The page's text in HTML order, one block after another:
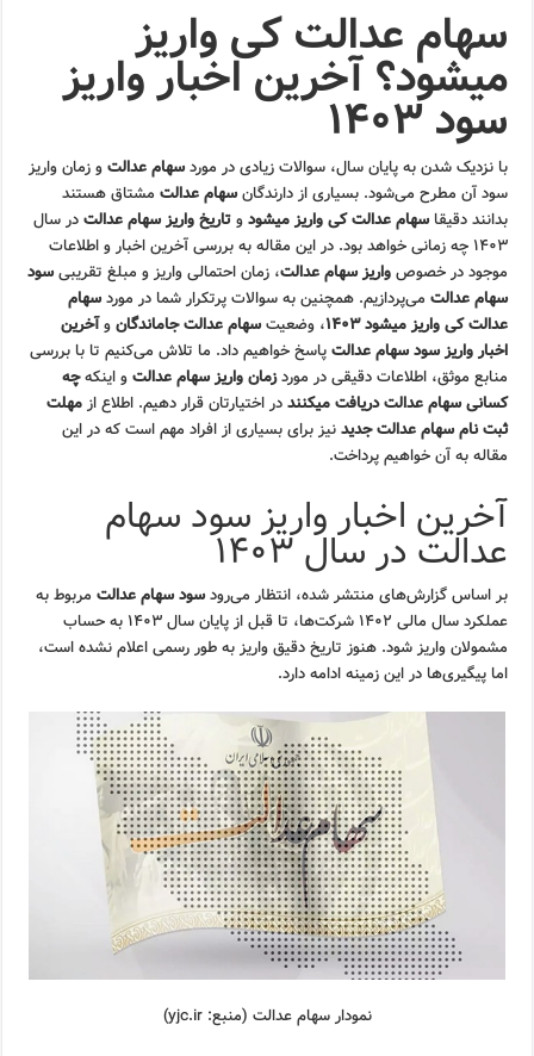
سهام عدالت کی واریز
میشود؟ آخرین اخبار واریز
سود ۱۴۰۳
با نزدیک شدن به پایان سال، سوالات زیادی در موردسهام عدالتو زمان واریز
سود آن مطرح می‌شود. بسیاری از دارندگانسهام عدالت مشتاق هستند
بدانند دقیقاسهام عدالت کی واریز میشودوتاریخ واریز سهام عدالتدر سال
۱۴۰۳ چه زمانی خواهد بود. در این مقاله به بررسی آخرین اخبار و اطلاعات
موجود در خصوصواریز سهام عدالت، زمان احتمالی واریز و مبلغ تقریبیسود
سهام عدالت می‌پردازیم. همچنین به سوالات پرتکرار شما در موردسهام
عدالت کی واریز میشود ۱۴۰۳
، وضعیتسهام عدالت جاماندگانوآخرین
اخبار واریز سود سهام عدالتپاسخ خواهیم داد. ما تلاش می‌کنیم تا با بررسی
منابع موثق، اطلاعات دقیقی در موردزمان واریز سهام عدالتو اینکهچه
کسانی سهام عدالت دریافت میکننددر اختیارتان قرار دهیم. اطلاع ازمهلت
ثبت نام سهام عدالت جدیدنیز برای بسیاری از افراد مهم است که در این
مقاله به آن خواهیم پرداخت.
آخرین اخبار واریز سود سهام
عدالت در سال ۱۴۰۳
بر اساس گزارش‌های منتشر شده، انتظار می‌رودسود سهام عدالت مربوط به
عملکرد سال مالی ۱۴۰۲ شرکت‌ها، تا قبل از پایان سال ۱۴۰۳ به حساب
مشمولان واریز شود. هنوز تاریخ دقیق واریز به طور رسمی اعلام نشده است،
اما پیگیری‌ها در این زمینه ادامه دارد.
نمودار سهام عدالت (منبع: yjc.ir)